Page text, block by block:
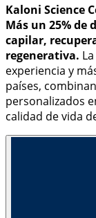
Kaloni Science
Más un 25%
capilar,
regenerativa.
experiencia y
países,
personalizados
calidad de vida